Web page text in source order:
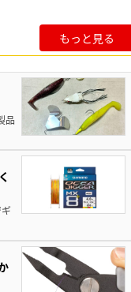
もっと見る
品